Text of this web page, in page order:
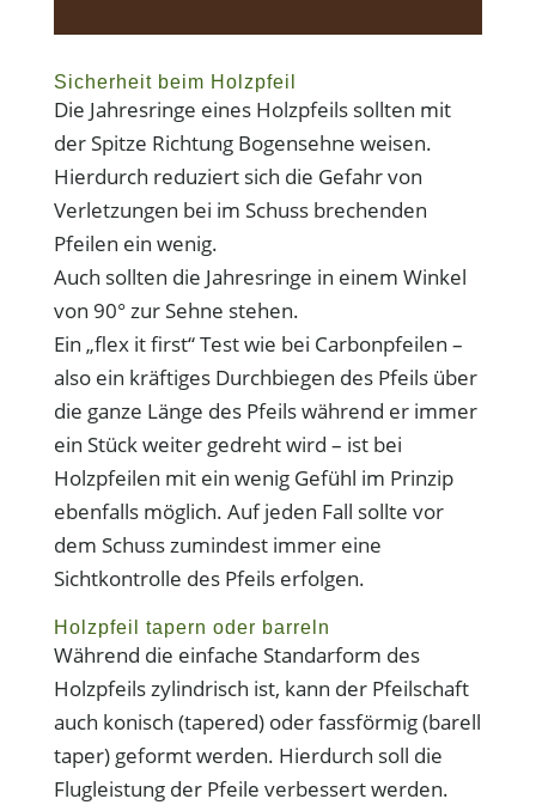
Sicherheit beim Holzpfeil
Die Jahresringe eines Holzpfeils sollten mit
der Spitze Richtung Bogensehne weisen.
Hierdurch reduziert sich die Gefahr von
Verletzungen bei im Schuss brechenden
Pfeilen ein wenig.
Auch sollten die Jahresringe in einem Winkel
von 90° zur Sehne stehen.
Ein „flex it first“ Test wie bei Carbonpfeilen –
also ein kräftiges Durchbiegen des Pfeils über
die ganze Länge des Pfeils während er immer
ein Stück weiter gedreht wird – ist bei
Holzpfeilen mit ein wenig Gefühl im Prinzip
ebenfalls möglich. Auf jeden Fall sollte vor
dem Schuss zumindest immer eine
Sichtkontrolle des Pfeils erfolgen.
Holzpfeil tapern oder barreln
Während die einfache Standarform des
Holzpfeils zylindrisch ist, kann der Pfeilschaft
auch konisch (tapered) oder fassförmig (barell
taper) geformt werden. Hierdurch soll die
Flugleistung der Pfeile verbessert werden.